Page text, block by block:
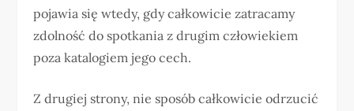
pojawia się wtedy, gdy całkowicie zatracamy
zdolność do spotkania z drugim człowiekiem
poza katalogiem jego cech.
Z drugiej strony, nie sposób całkowicie odrzucić